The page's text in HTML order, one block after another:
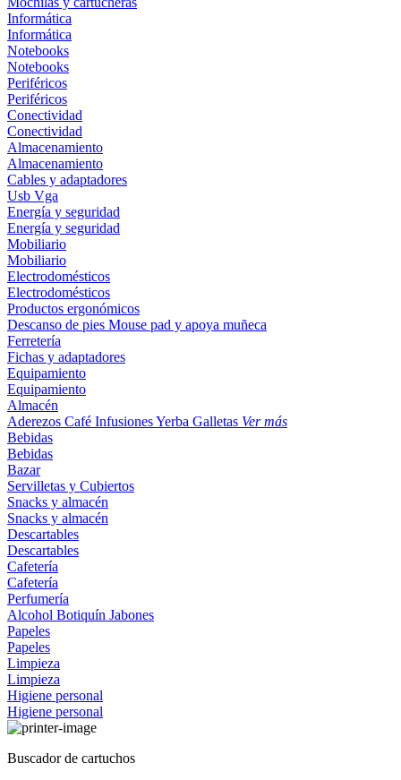
Informática
Informática
Notebooks
Notebooks
Periféricos
Periféricos
Conectividad
Conectividad
Almacenamiento
Almacenamiento
Cables y adaptadores
Usb Vga
Energía y seguridad
Energía y seguridad
Mobiliario
Mobiliario
Electrodomésticos
Electrodomésticos
Productos ergonómicos
Descanso de pies Mouse pad y apoya muñeca
Ferretería
Fichas y adaptadores
Equipamiento
Equipamiento
Almacén
Aderezos Café InfusionesYerba Galletas Ver más
Bebidas
Bebidas
Bazar
Servilletas y Cubiertos
Snacks y almacén
Snacks y almacén
Descartables
Descartables
Cafetería
Cafetería
Perfumería
Alcohol Botiquín Jabones
Papeles
Papeles
Limpieza
Limpieza
Higiene personal
Higiene personal
Buscador de cartuchos